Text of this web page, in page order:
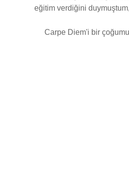
eğitim verdiğini
Carpe Diem'i bir